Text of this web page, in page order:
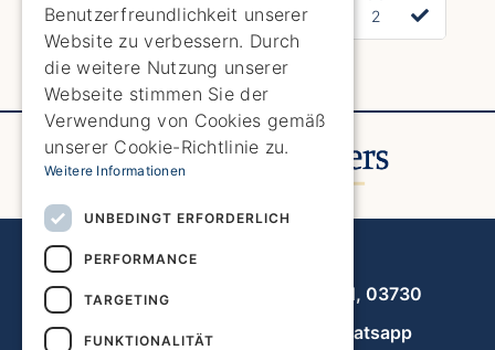
Land TBA
2
Next Page
Javea Home Finders
Avenida de la Libertad 19, local 11, 03730
+34 966 470 133
Whatsapp
SPANISH
GERMAN
FRENCH
DUTCH
Benutzerfreundlichkeit unserer
Website zu verbessern. Durch
die weitere Nutzung unserer
Webseite stimmen Sie der
Verwendung von Cookies gemäß
unserer Cookie-Richtlinie zu.
Weitere Informationen
UNBEDINGT ERFORDERLICH
PERFORMANCE
TARGETING
FUNKTIONALITÄT